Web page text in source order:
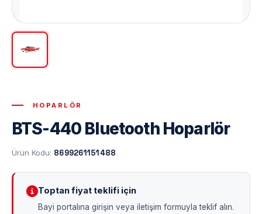
HOPARLÖR
BTS-440 Bluetooth Hoparlör
Ürün Kodu: 8699261151488
Toptan fiyat teklifi için
Bayi portalına girişin veya iletişim formuyla teklif alın.